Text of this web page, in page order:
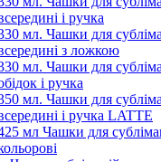
і ручка
мл. Чашки для
з ложкою
мл. Чашки для
і ручка
мл. Чашки для
і ручка LATTE
мл Чашки для